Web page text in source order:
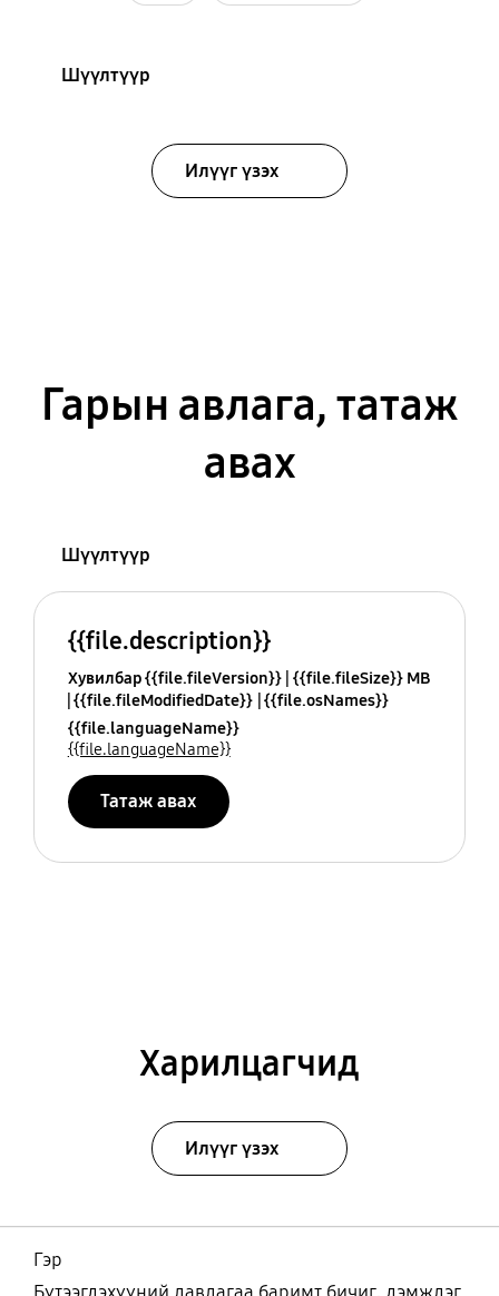
Шүүлтүүр
Илүүг үзэх
Гарын авлага, татаж
авах
Шүүлтүүр
{{file.description}}
Хувилбар {{file.fileVersion}} {{file.fileSize}} MB
{{file.fileModifiedDate}} {{file.osNames}}
{{file.languageName}}
{{file.languageName}}
Татаж авах
Харилцагчид
Илүүг үзэх
Гэр